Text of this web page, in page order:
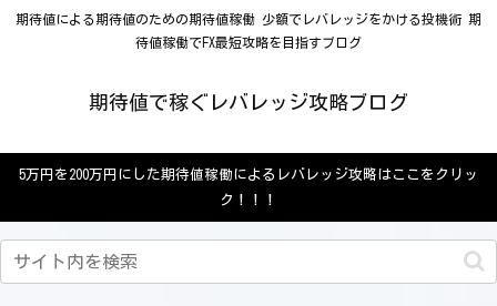
期待値による期待値のための期待値稼働 少額でレバレッジをかける投機術 期
待値稼働でFX最短攻略を目指すブログ
期待値で稼ぐレバレッジ攻略ブログ
5万円を200万円にした期待値稼働によるレバレッジ攻略はここをクリッ
ク！！！